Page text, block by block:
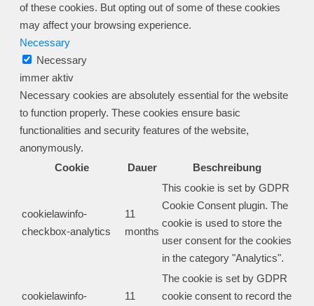
of these cookies. But opting out of some of these cookies
may affect your browsing experience.
Necessary
Necessary
immer aktiv
Necessary cookies are absolutely essential for the website
to function properly. These cookies ensure basic
functionalities and security features of the website,
anonymously.
Cookie
Dauer Beschreibung
cookielawinfo-
checkbox-analytics
11
months
This cookie is set by GDPR
Cookie Consent plugin. The
cookie is used to store the
user consent for the cookies
in the category "Analytics".
cookielawinfo-
11
The cookie is set by GDPR
cookie consent to record the